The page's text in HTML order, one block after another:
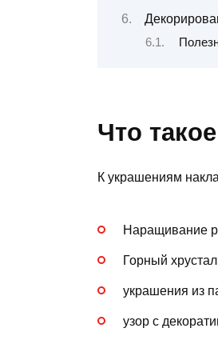
Что
К украшениям
Наращивание
Горный
украшения из
узор с